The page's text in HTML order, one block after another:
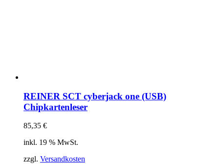
REINER SCT cyberjack one (USB)
Chipkartenleser
85,35 €
inkl. 19 % MwSt.
zzgl. Versandkosten